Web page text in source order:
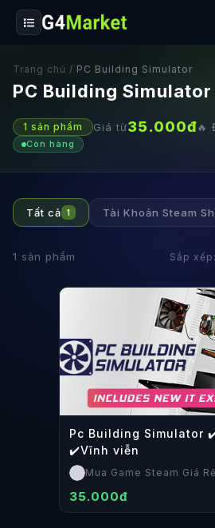
Trang chủ / PC Building Simulator
PC Building Simulator
1 sản phẩm Giá từ35.000đ🔥
Còn hàng
Tất cả 1 Tài Khoản Steam
1 sản phẩm Sắp xếp:
Pc Building Simulator
✔️Vĩnh viễn
Mua Game Steam Giá
35.000đ